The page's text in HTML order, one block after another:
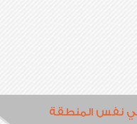
نفس المنطقة